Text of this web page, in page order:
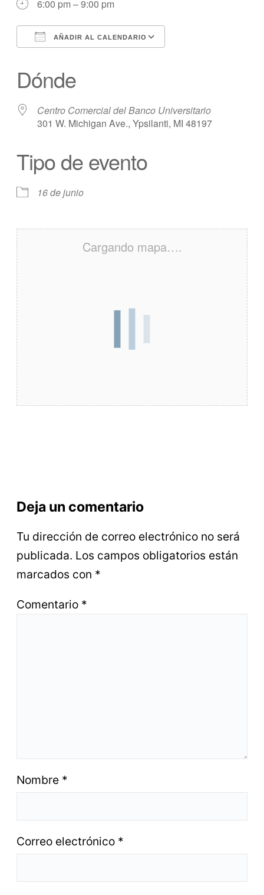
6:00 pm – 9:00 pm
AÑADIR AL CALENDARIO
Dónde
Centro Comercial del Banco Universitario
301 W. Michigan Ave., Ypsilanti, MI 48197
Tipo de evento
16 de junio
Cargando mapa….
Deja un comentario
Tu dirección de correo electrónico no será
publicada. Los campos obligatorios están
marcados con *
Comentario *
Nombre *
Correo electrónico *